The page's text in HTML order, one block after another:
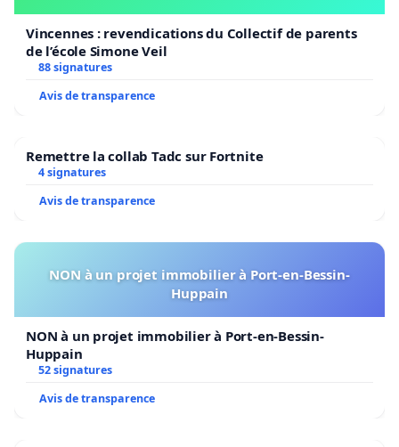
Vincennes : revendications du Collectif de parents
de l’école Simone Veil
88 signatures
Avis de transparence
Remettre la collab Tadc sur Fortnite
4 signatures
Avis de transparence
NON à un projet immobilier à Port-en-Bessin-
Huppain
NON à un projet immobilier à Port-en-Bessin-
Huppain
52 signatures
Avis de transparence